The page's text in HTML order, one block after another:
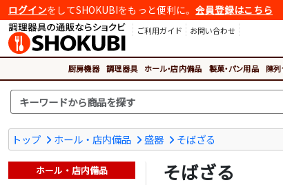
ログインをしてSHOKUBIをもっと便利に。 会員登録はこちら
ご利用ガイド
お問い合わせ
厨房機器 調理器具 ホール・店内備品 製菓・パン用品 陳列
トップ ホール・店内備品 盛器 そばざる
そばざる
ホール・店内備品